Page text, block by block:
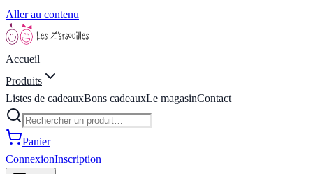
Aller au contenu
Accueil
Produits
Listes de cadeauxBons cadeauxLe magasinContact
Panier
ConnexionInscription